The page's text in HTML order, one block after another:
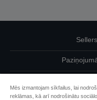
Mēs izmantojam sīkfailus, lai
reklāmas, kā arī nodrošinātu